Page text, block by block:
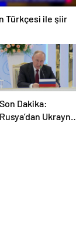
Türkçesi ile şiir
Son Dakika:
Rusya’dan Ukrayna